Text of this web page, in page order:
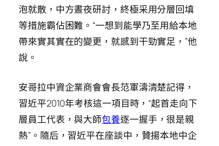
泡就散，中方晝夜研討，終極采用分層回填
等措施霸佔困難。“一想到能學乃至用給本地
帶來實其實在的變更，就感到干勁實足，”他
說。
安哥拉中資企業商會會長范軍濤清楚記得，
習近平2010年考核這一項目時，“起首走向下
層員工代表，與大師包養逐一握手，很是親
熱”。隨后，習近平在座談中，贊揚本地中企